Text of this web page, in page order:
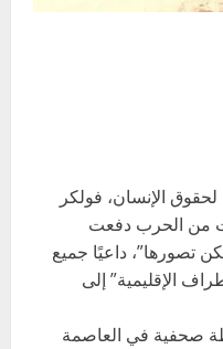
الإنسان، فولكر
من الحرب دفعت
تصورها”، داعيًا جميع
الإقليمية” إلى
صحفية في العاصمة